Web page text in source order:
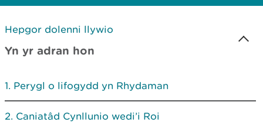
Hepgor dolenni llywio
Yn yr adran hon
Perygl o lifogydd yn Rhydaman
Caniatâd Cynllunio wedi’i Roi